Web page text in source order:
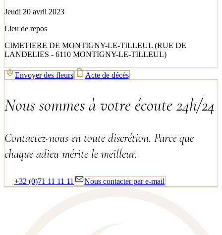
Jeudi 20 avril 2023
Lieu de repos
CIMETIERE DE MONTIGNY-LE-TILLEUL (RUE DE
LANDELIES - 6110 MONTIGNY-LE-TILLEUL)
Envoyer des fleurs Acte de décès
Nous sommes à votre écoute 24h/24
Contactez-nous en toute discrétion. Parce que
chaque adieu mérite le meilleur.
+32 (0)71 11 11 11 Nous contacter par e-mail